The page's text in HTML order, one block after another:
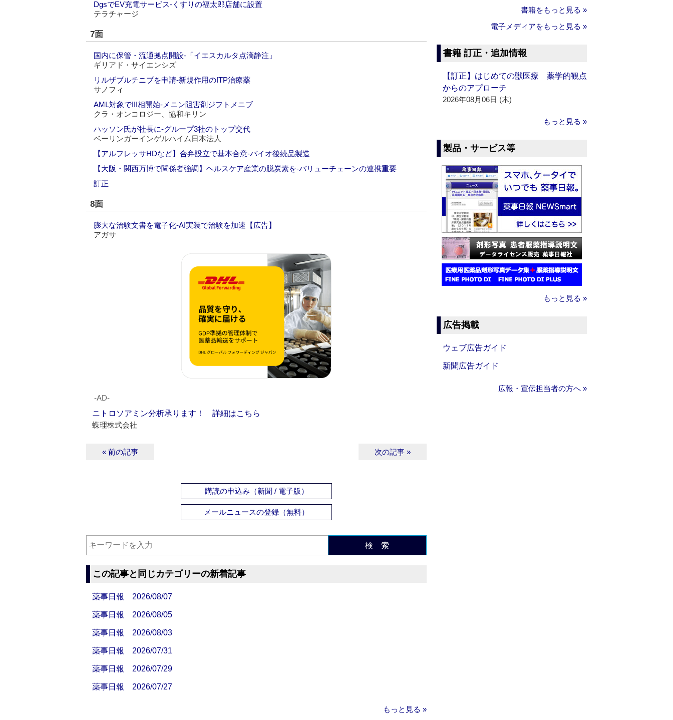
DgsでEV充電サービス‐くすりの福太郎店舗に設置
テラチャージ
7面
国内に保管・流通拠点開設‐「イエスカルタ点滴静注」
ギリアド・サイエンシズ
リルザブルチニブを申請‐新規作用のITP治療薬
サノフィ
AML対象でIII相開始‐メニン阻害剤ジフトメニブ
クラ・オンコロジー、協和キリン
ハッソン氏が社長に‐グループ3社のトップ交代
ベーリンガーインゲルハイム日本法人
【アルフレッサHDなど】合弁設立で基本合意‐バイオ後続品製造
【大阪・関西万博で関係者強調】ヘルスケア産業の脱炭素を‐バリューチェーンの連携重要
訂正
8面
膨大な治験文書を電子化‐AI実装で治験を加速【広告】
アガサ
‐AD‐
ニトロソアミン分析承ります！ 詳細はこちら
蝶理株式会社
« 前の記事 次の記事 »
購読の申込み（新聞 / 電子版）
メールニュースの登録（無料）
検 索
この記事と同じカテゴリーの新着記事
薬事日報 2026/08/07
薬事日報 2026/08/05
薬事日報 2026/08/03
薬事日報 2026/07/31
薬事日報 2026/07/29
薬事日報 2026/07/27
もっと見る »
書籍をもっと見る »
電子メディアをもっと見る »
書籍 訂正・追加情報
【訂正】はじめての獣医療 薬学的観点
からのアプローチ
2026年08月06日 (木)
もっと見る »
製品・サービス等
もっと見る »
広告掲載
ウェブ広告ガイド
新聞広告ガイド
広報・宣伝担当者の方へ »